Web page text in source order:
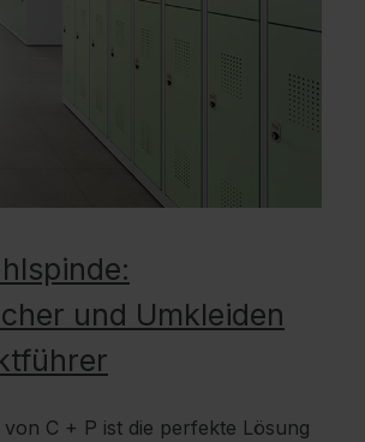
und Umkleiden
von C + P ist die perfekte Lösung